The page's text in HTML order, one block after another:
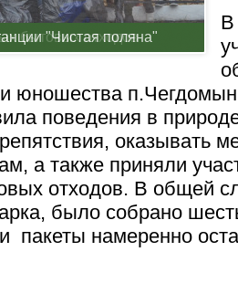
бытовых отходов
В
и юношества
поведения в
оказывать
а также приняли
отходов. В общей
было собрано
и пакеты намеренно